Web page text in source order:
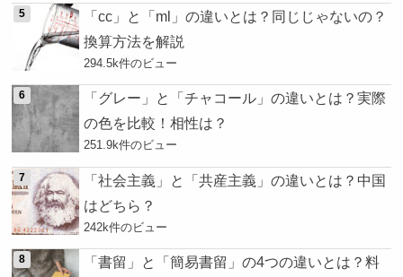
「cc」と「ml」の違いとは？同じじゃないの？
換算方法を解説
294.5k件のビュー
「グレー」と「チャコール」の違いとは？実際
の色を比較！相性は？
251.9k件のビュー
「社会主義」と「共産主義」の違いとは？中国
はどちら？
242k件のビュー
「書留」と「簡易書留」の4つの違いとは？料